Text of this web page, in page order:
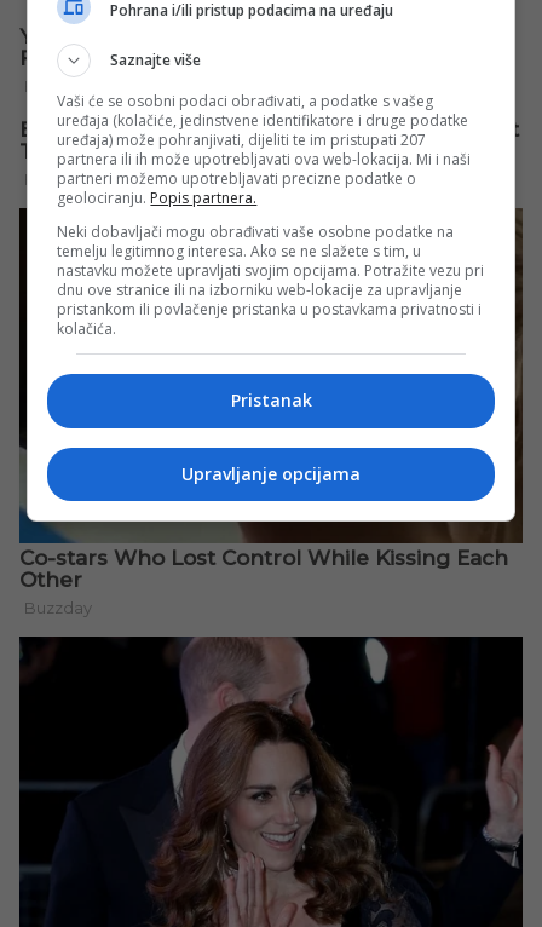
Pohrana i/ili pristup podacima na uređaju
Saznajte više
Vaši će se osobni podaci obrađivati, a podatke s vašeg
uređaja (kolačiće, jedinstvene identifikatore i druge podatke
uređaja) može pohranjivati, dijeliti te im pristupati 207
partnera ili ih može upotrebljavati ova web-lokacija. Mi i naši
partneri možemo upotrebljavati precizne podatke o
geolociranju. Popis partnera.
Neki dobavljači mogu obrađivati vaše osobne podatke na
temelju legitimnog interesa. Ako se ne slažete s tim, u
nastavku možete upravljati svojim opcijama. Potražite vezu pri
dnu ove stranice ili na izborniku web-lokacije za upravljanje
pristankom ili povlačenje pristanka u postavkama privatnosti i
kolačića.
Pristanak
Upravljanje opcijama